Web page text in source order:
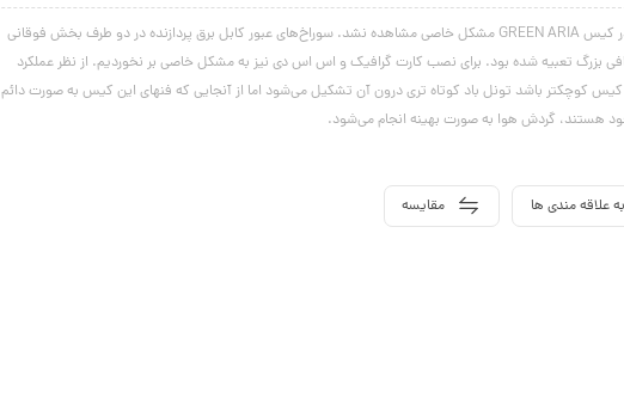
به هنگام اسمبل در کیس GREEN ARIA مشکل خاصی مشاهده نشد. سوراخ‌های عبور کابل برق پردازنده در دو طرف بخش فوقانی
کافی بزرگ تعبیه شده بود. برای نصب کارت گرافیک و اس اس دی نیز به مشکل خاصی بر نخوردیم. از نظر عملکرد
کوچکتر باشد تونل باد کوتاه تری درون آن تشکیل می‌شود اما از آنجایی که فنهای این کیس به صورت دائم
هستند، گردش هوا به صورت بهینه انجام می‌شود.
مقایسه علاقه مندی ها